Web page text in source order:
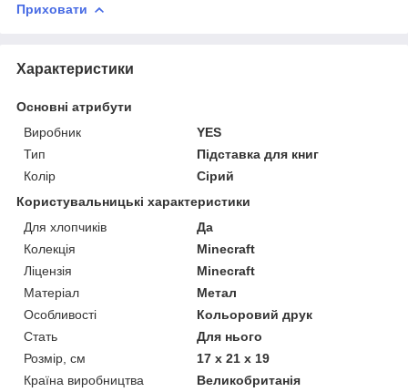
Приховати
Характеристики
Основні атрибути
Виробник
YES
Тип
Підставка для книг
Колір
Сірий
Користувальницькі характеристики
Для хлопчиків
Да
Колекція
Minecraft
Ліцензія
Minecraft
Матеріал
Метал
Особливості
Кольоровий друк
Стать
Для нього
Розмір, см
17 х 21 х 19
Країна виробництва
Великобританія